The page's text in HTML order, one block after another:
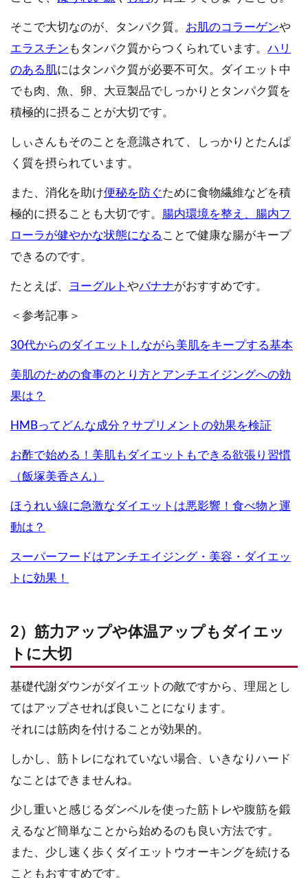
そこで大切なのが、タンパク質。 お肌のコラーゲンや
エラスチン もタンパク質からつくられています。 ハリ
のある肌にはタンパク質が必要不可欠。ダイエット中
でも肉、魚、卵、大豆製品でしっかりとタンパク質を
積極的に摂ることが大切です。
しぃさんもそのことを意識されて、しっかりとたんぱ
く質を摂られています。
また、消化を助け便秘を防ぐために食物繊維などを積
極的に摂ることも大切です。 腸内環境を整え、腸内フ
ローラが健やかな状態になる ことで健康な腸がキープ
できるのです。
たとえば、 ヨーグルト やバナナがおすすめです。
＜参考記事＞
30代からのダイエットしながら美肌をキープする基本
美肌のための食事のとり方とアンチエイジングへの効
果は？
HMBってどんな成分？サプリメントの効果を検証
お酢で始める！美肌もダイエットもできる欲張り習慣
（飯塚美香さん）
ほうれい線に急激なダイエットは悪影響！食べ物と運
動は？
スーパーフードはアンチエイジング・美容・ダイエッ
トに効果！
2）筋力アップや体温アップもダイエッ
トに大切
基礎代謝ダウンがダイエットの敵ですから、理屈とし
てはアップさせれば良いことになります。
それには筋肉を付けることが効果的。
しかし、筋トレになれていない場合、いきなりハード
なことはできませんね。
少し重いと感じるダンベルを使った筋トレや腹筋を鍛
えるなど簡単なことから始めるのも良い方法です。
また、少し速く歩くダイエットウオーキングを続ける
こともおすすめです。